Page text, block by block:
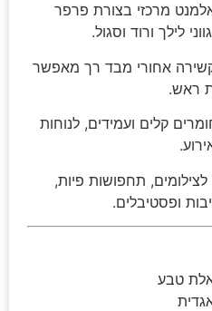
מרכזי בצורת פרפר
לילך ורוד וסגול.
אחורי מבד רך מאפשר
ראש.
קלים ועמידים, לנוחות
תחפושות פיות,
ופסטיבלים.
טבע